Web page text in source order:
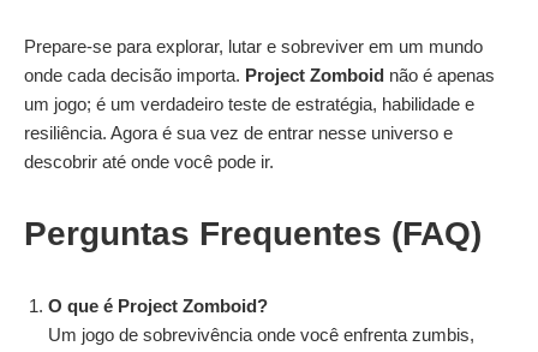
Prepare-se para explorar, lutar e sobreviver em um mundo
onde cada decisão importa. Project Zomboid não é apenas
um jogo; é um verdadeiro teste de estratégia, habilidade e
resiliência. Agora é sua vez de entrar nesse universo e
descobrir até onde você pode ir.
Perguntas Frequentes (FAQ)
O que é Project Zomboid?
Um jogo de sobrevivência onde você enfrenta zumbis,